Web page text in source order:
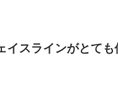
イスラインがとても